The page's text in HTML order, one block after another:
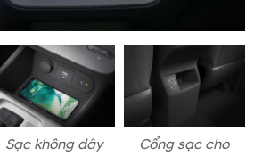
Sạc không dây
Cổng sạc cho